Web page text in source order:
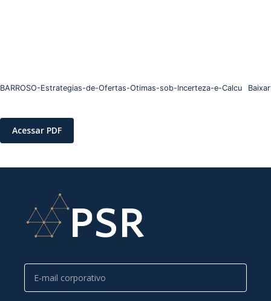
BARROSO-Estrategias-de-Ofertas-Otimas-sob-Incerteza-e-Calcu Baixar
Acessar PDF